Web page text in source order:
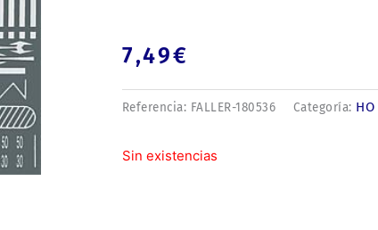
7,49€
Referencia: FALLER-180536 Categoría: HO
Sin existencias